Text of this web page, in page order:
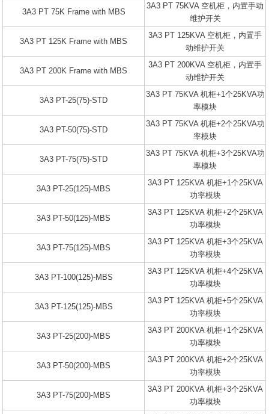
3A3 PT 75K Frame with MBS
3A3 PT 75KVA 空机柜，内置手动
维护开关
3A3 PT 125K Frame with MBS
3A3 PT 125KVA 空机柜，内置手
动维护开关
3A3 PT 200K Frame with MBS
3A3 PT 200KVA 空机柜，内置手
动维护开关
3A3 PT-25(75)-STD
3A3 PT 75KVA 机柜+1个25KVA功
率模块
3A3 PT-50(75)-STD
3A3 PT 75KVA 机柜+2个25KVA功
率模块
3A3 PT-75(75)-STD
3A3 PT 75KVA 机柜+3个25KVA功
率模块
3A3 PT-25(125)-MBS
3A3 PT 125KVA 机柜+1个25KVA
功率模块
3A3 PT-50(125)-MBS
3A3 PT 125KVA 机柜+2个25KVA
功率模块
3A3 PT-75(125)-MBS
3A3 PT 125KVA 机柜+3个25KVA
功率模块
3A3 PT-100(125)-MBS
3A3 PT 125KVA 机柜+4个25KVA
功率模块
3A3 PT-125(125)-MBS
3A3 PT 125KVA 机柜+5个25KVA
功率模块
3A3 PT-25(200)-MBS
3A3 PT 200KVA 机柜+1个25KVA
功率模块
3A3 PT-50(200)-MBS
3A3 PT 200KVA 机柜+2个25KVA
功率模块
3A3 PT-75(200)-MBS
3A3 PT 200KVA 机柜+3个25KVA
功率模块